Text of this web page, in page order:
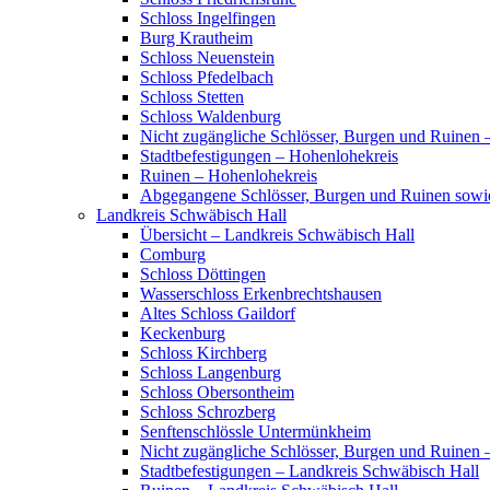
Schloss Ingelfingen
Burg Krautheim
Schloss Neuenstein
Schloss Pfedelbach
Schloss Stetten
Schloss Waldenburg
Nicht zugängliche Schlösser, Burgen und Ruinen
Stadtbefestigungen – Hohenlohekreis
Ruinen – Hohenlohekreis
Abgegangene Schlösser, Burgen und Ruinen
Landkreis Schwäbisch Hall
Übersicht – Landkreis Schwäbisch Hall
Comburg
Schloss Döttingen
Wasserschloss Erkenbrechtshausen
Altes Schloss Gaildorf
Keckenburg
Schloss Kirchberg
Schloss Langenburg
Schloss Obersontheim
Schloss Schrozberg
Senftenschlössle Untermünkheim
Nicht zugängliche Schlösser, Burgen und
Stadtbefestigungen – Landkreis Schwäbisch Hall